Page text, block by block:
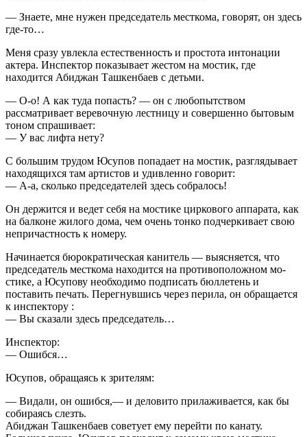
— Знаете, мне нужен председатель месткома, говорят, он здесь
где-то…
Меня сразу увлекла естественность и простота интонации
актера. Инспектор показывает жестом на мостик, где
находится Абиджан Ташкенбаев с детьми.
— О-о! А как туда попасть? — он с любопытством
рассматривает веревочную лестницу и совершенно бытовым
тоном спрашивает:
— У вас лифта нету?
С большим трудом Юсупов попадает на мостик, разглядывает
находящихся там артистов и удивленно говорит:
— А-а, сколько председателей здесь собралось!
Он держится и ведет себя на мостике циркового аппарата, как
на балконе жилого дома, чем очень тонко подчеркивает свою
непричастность к номеру.
Начинается бюрократическая канитель — выясняется, что
председатель мест­кома находится на противоположном мо­
стике, а Юсупову необходимо подписать бюллетень и
поставить печать. Перегнув­шись через перила, он обращается
к инспектору :
— Вы сказали здесь председатель…
Инспектор:
— Ошибся…
Юсупов, обращаясь к зрителям:
— Видали, он ошибся,— и деловито прилаживается, как бы
собираясь слезть.
Абиджан Ташкенбаев советует ему перейти по канату.